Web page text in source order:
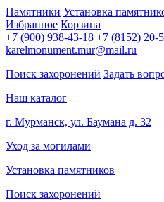
Памятники Установка
Избранное Корзина
+7 (900) 938-43-18 +7 (8152) 20-
karelmonument.mur@mail.ru
Поиск захоронений Задать
Наш каталог
г. Мурманск, ул. Баумана д. 32
Уход за могилами
Установка памятников
Поиск захоронений